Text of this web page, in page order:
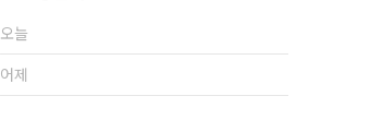
오늘
어제